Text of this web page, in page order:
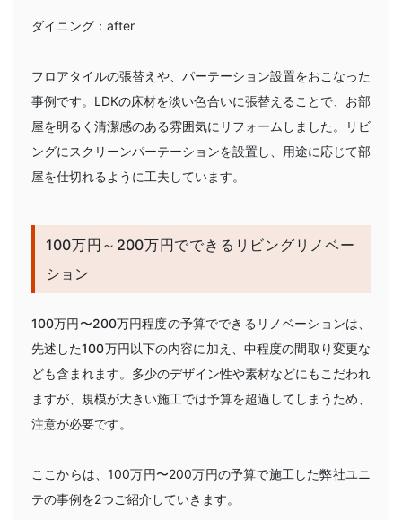
ダイニング：after
フロアタイルの張替えや、パーテーション設置をおこなった
事例です。LDKの床材を淡い色合いに張替えることで、お部
屋を明るく清潔感のある雰囲気にリフォームしました。リビ
ングにスクリーンパーテーションを設置し、用途に応じて部
屋を仕切れるように工夫しています。
100万円～200万円でできるリビングリノベー
ション
100万円〜200万円程度の予算でできるリノベーションは、
先述した100万円以下の内容に加え、中程度の間取り変更な
ども含まれます。多少のデザイン性や素材などにもこだわれ
ますが、規模が大きい施工では予算を超過してしまうため、
注意が必要です。
ここからは、100万円〜200万円の予算で施工した弊社ユニ
テの事例を2つご紹介していきます。